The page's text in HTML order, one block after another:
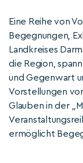
Eine Reihe von
Begegnungen,
Landkreises
die Region,
und Gegenwart
Vorstellungen
Glauben in der
ermöglicht